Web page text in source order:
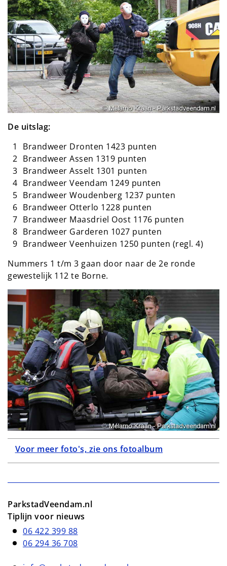
De uitslag:
Brandweer Dronten 1423 punten
Brandweer Assen 1319 punten
Brandweer Asselt 1301 punten
Brandweer Veendam 1249 punten
Brandweer Woudenberg 1237 punten
Brandweer Otterlo 1228 punten
Brandweer Maasdriel Oost 1176 punten
Brandweer Garderen 1027 punten
Brandweer Veenhuizen 1250 punten (regl. 4)
Nummers 1 t/m 3 gaan door naar de 2e ronde
gewestelijk 112 te Borne.
Voor meer foto's, zie ons fotoalbum
ParkstadVeendam.nl
Tiplijn voor nieuws
06 422 399 88
06 294 36 708